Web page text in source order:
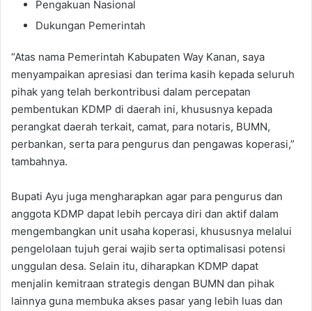
Pengakuan Nasional
Dukungan Pemerintah
“Atas nama Pemerintah Kabupaten Way Kanan, saya
menyampaikan apresiasi dan terima kasih kepada seluruh
pihak yang telah berkontribusi dalam percepatan
pembentukan KDMP di daerah ini, khususnya kepada
perangkat daerah terkait, camat, para notaris, BUMN,
perbankan, serta para pengurus dan pengawas koperasi,”
tambahnya.
Bupati Ayu juga mengharapkan agar para pengurus dan
anggota KDMP dapat lebih percaya diri dan aktif dalam
mengembangkan unit usaha koperasi, khususnya melalui
pengelolaan tujuh gerai wajib serta optimalisasi potensi
unggulan desa. Selain itu, diharapkan KDMP dapat
menjalin kemitraan strategis dengan BUMN dan pihak
lainnya guna membuka akses pasar yang lebih luas dan